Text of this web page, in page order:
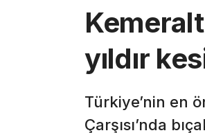
yıldır
Türkiye’nin en
Çarşısı’nda